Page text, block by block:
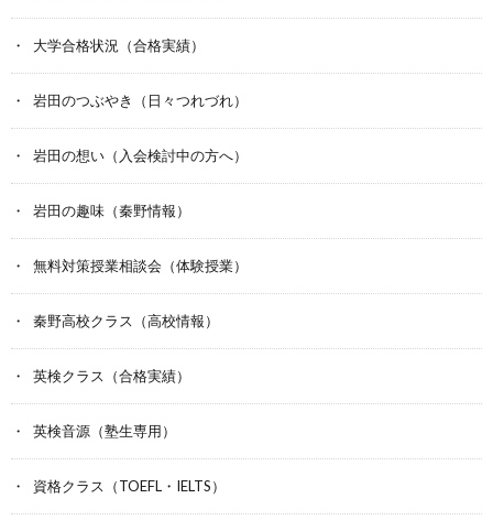
大学合格状況（合格実績）
岩田のつぶやき（日々つれづれ）
岩田の想い（入会検討中の方へ）
岩田の趣味（秦野情報）
無料対策授業相談会（体験授業）
秦野高校クラス（高校情報）
英検クラス（合格実績）
英検音源（塾生専用）
資格クラス（TOEFL・IELTS）